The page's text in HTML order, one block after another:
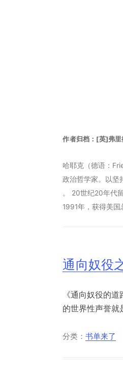
作者归档： [英]弗里
哈耶克（德语：
政治哲学家。以坚
。 20世纪20年代
1991年，获得美国
通向奴役
《通向奴役的
的世界性声誉
分类：书单来了